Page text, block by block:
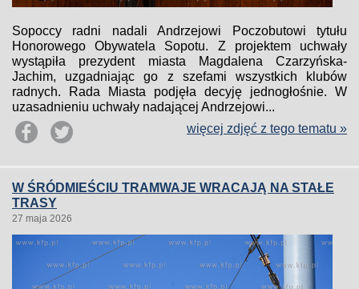
Sopoccy radni nadali Andrzejowi Poczobutowi tytułu
Honorowego Obywatela Sopotu. Z projektem uchwały
wystąpiła prezydent miasta Magdalena Czarzyńska-
Jachim, uzgadniając go z szefami wszystkich klubów
radnych. Rada Miasta podjęła decyję jednogłośnie. W
uzasadnieniu uchwały nadającej Andrzejowi...
więcej zdjęć z tego tematu »
W ŚRÓDMIEŚCIU TRAMWAJE WRACAJĄ NA STAŁE
TRASY
27 maja 2026